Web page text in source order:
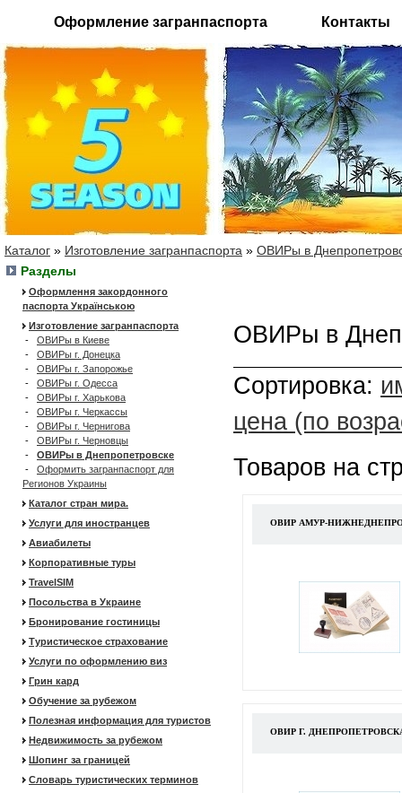
Оформление загранпаспорта Контакты
Каталог » Изготовление загранпаспорта » ОВИРы в
Разделы
Оформлення закордонного
паспорта Українською
Изготовление загранпаспорта
- ОВИРы в Киеве
- ОВИРы г. Донецка
- ОВИРы г. Запорожье
- ОВИРы г. Одесса
- ОВИРы г. Харькова
- ОВИРы г. Черкассы
- ОВИРы г. Чернигова
- ОВИРы г. Черновцы
- ОВИРы в Днепропетровске
- Оформить загранпаспорт для
Регионов Украины
Каталог стран мира.
Услуги для иностранцев
Авиабилеты
Корпоративные туры
TravelSIM
Посольства в Украине
Бронирование гостиницы
Туристическое страхование
Услуги по оформлению виз
Грин кард
Обучение за рубежом
Полезная информация для туристов
Недвижимость за рубежом
Шопинг за границей
Словарь туристических терминов
ОВИРы в
Сортировка:
цена (по
Товаров на
ОВИР АМУР-
ОВИР Г.